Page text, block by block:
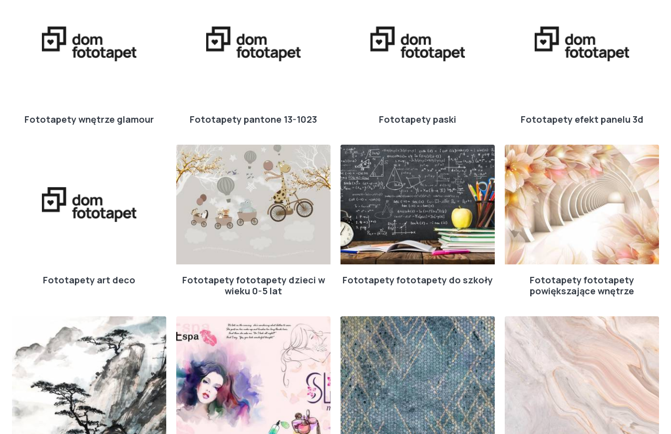
Fototapety wnętrze glamour Fototapety pantone 13-1023 Fototapety paski Fototapety efekt panelu 3d
Fototapety art deco
Fototapety fototapety dzieci w
wieku 0-5 lat
Fototapety fototapety do szkoły
Fototapety fototapety
powiększające wnętrze